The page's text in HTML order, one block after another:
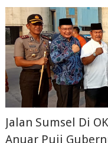
Jalan Sumsel Di
Anuar Puji